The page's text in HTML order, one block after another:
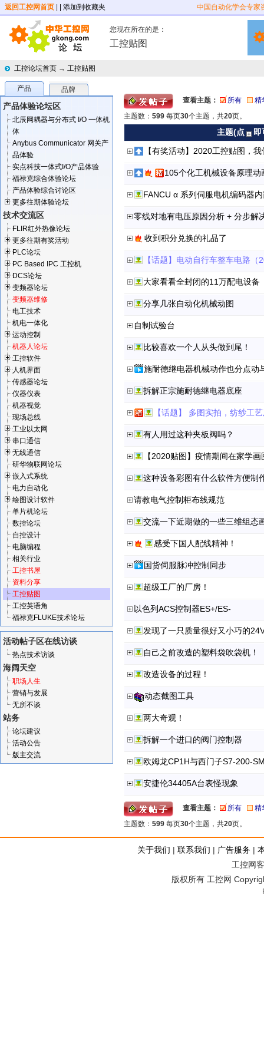
返回工控网首页 | 添加到收藏夹 中国自动化学会专家
您现在所在的是：
工控贴图
工控论坛首页 → 工控贴图
产品 品牌
产品体验论坛区
北辰网耦器与分布式 I/O 一体机
体
Anybus Communicator 网关产
品体验
实点科技一体式I/O产品体验
福禄克综合体验论坛
产品体验综合讨论区
更多往期体验论坛
技术交流区
FLIR红外热像论坛
更多往期有奖活动
PLC论坛
PC Based IPC 工控机
DCS论坛
变频器论坛
变频器维修
电工技术
机电一体化
运动控制
机器人论坛
工控软件
人机界面
传感器论坛
仪器仪表
机器视觉
现场总线
工业以太网
串口通信
无线通信
研华物联网论坛
嵌入式系统
电力自动化
绘图设计软件
单片机论坛
数控论坛
自控设计
电脑编程
相关行业
工控书屋
资料分享
工控贴图
工控英语角
福禄克FLUKE技术论坛
活动帖子区在线访谈
热点技术访谈
海阔天空
职场人生
营销与发展
无所不谈
站务
论坛建议
活动公告
版主交流
查看主题： 所有
精
主题数： 599 每页30个主题，共20页。
主题(点
【有奖活动】2020工控贴图，
105个化工机械设备原理动
FANCU α 系列伺服电机编码器
零线对地有电压原因分析 + 分步解
收到积分兑换的礼品了
【话题】电动自行车整车电路（
大家看看全封闭的11万配电设备
分享几张自动化机械动图
自制试验台
比较喜欢一个人从头做到尾！
施耐德继电器机械动作也分点动
拆解正宗施耐德继电器底座
【话题】 多图实拍，纺纱工
有人用过这种夹板阀吗？
【2020贴图】疫情期间在家学画
这种设备彩图有什么软件方便制
请教电气控制柜布线规范
交流一下近期做的一些三维组态
感受下国人配线精神！
国货伺服脉冲控制同步
超级工厂的厂房！
以色列ACS控制器ES+/ES-
发现了一只质量很好又小巧的
自己之前改造的塑料袋吹袋机！
改造设备的过程！
动态截图工具
两大奇观！
拆解一个进口的阀门控制器
欧姆龙CP1H与西门子S7-200-
安捷伦34405A台表怪现象
查看主题： 所有
精
主题数： 599 每页30个主题，共20页。
关于我们 | 联系我们 | 广告服务 |
工控网
版权所有 工控网